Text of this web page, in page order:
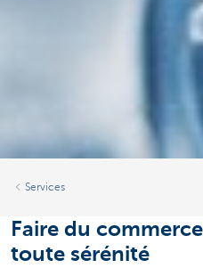
Services
Faire du
toute sérénité